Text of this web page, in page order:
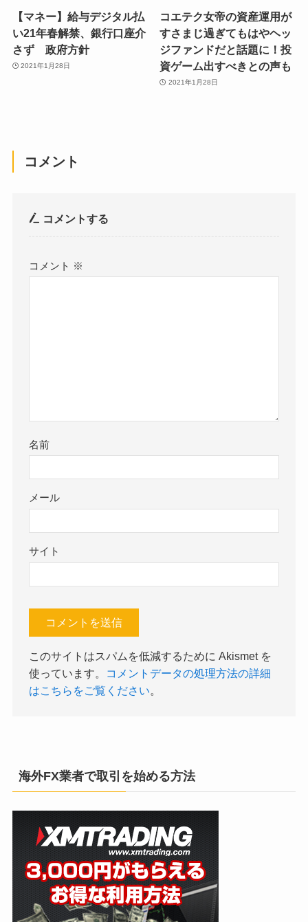
【マネー】給与デジタル払
い21年春解禁、銀行口座介
さず 政府方針
2021年1月28日
コエテク女帝の資産運用が
すさまじ過ぎてもはやヘッ
ジファンドだと話題に！投
資ゲーム出すべきとの声も
2021年1月28日
コメント
コメントする
コメント ※
名前
メール
サイト
このサイトはスパムを低減するために Akismet を
使っています。
コメントデータの処理方法の詳細
はこちらをご覧ください。
海外FX業者で取引を始める方法